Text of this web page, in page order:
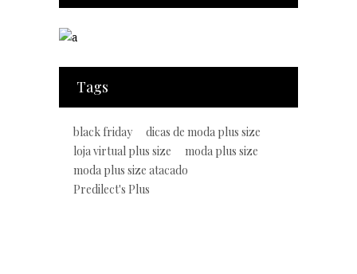
Tags
black friday
dicas de moda plus size
loja virtual plus size
moda plus size
moda plus size atacado
Predilect's Plus